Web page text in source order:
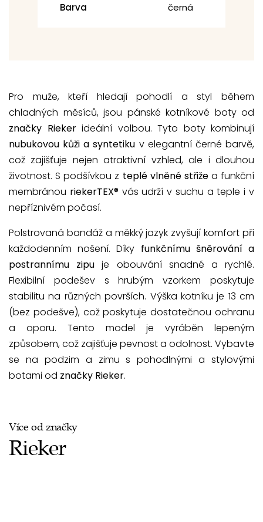
Barva
černá
Pro muže, kteří hledají pohodlí a styl během
chladných měsíců, jsou pánské kotníkové boty od
značky Riekerideální volbou. Tyto boty kombinují
nubukovou kůži a syntetiku v elegantní černé barvě,
což zajišťuje nejen atraktivní vzhled, ale i dlouhou
životnost. S podšívkou z teplé vlněné střižea funkční
membránou riekerTEX®vás udrží v suchu a teple i v
nepříznivém počasí.
Polstrovaná bandáž a měkký jazyk zvyšují komfort při
každodenním nošení. Díky funkčnímu šněrování a
postrannímu zipu je obouvání snadné a rychlé.
Flexibilní podešev s hrubým vzorkem poskytuje
stabilitu na různých površích. Výška kotníku je 13 cm
(bez podešve), což poskytuje dostatečnou ochranu
a oporu. Tento model je vyráběn lepeným
způsobem, což zajišťuje pevnost a odolnost. Vybavte
se na podzim a zimu s pohodlnými a stylovými
botami od značky Rieker.
Více od značky
Rieker